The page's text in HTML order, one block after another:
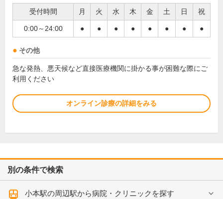
受付時間 月 火 水 木 金 土 日 祝
0:00～24:00 ● ● ● ● ● ● ● ●
その他
急な発熱、悪天候など直接医療機関に掛かる事が困難な際にご
利用ください
オンライン診療の詳細をみる
別の条件で検索
小本駅の周辺駅から病院・クリニックを探す